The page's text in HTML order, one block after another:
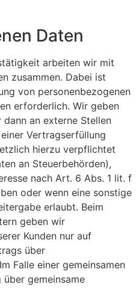
Daten
arbeiten wir mit
zusammen. Dabei ist
von personenbezogenen
erforderlich. Wir geben
an externe Stellen
Vertragserfüllung
hierzu verpflichtet
an Steuerbehörden),
nach Art. 6 Abs. 1 lit. f
oder wenn eine sonstige
erlaubt. Beim
geben wir
Kunden nur auf
über
Falle einer gemeinsamen
gemeinsame